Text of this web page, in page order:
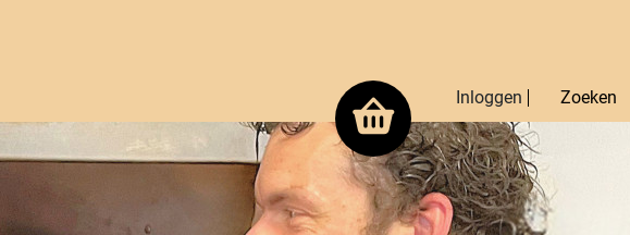
Inloggen Zoeken